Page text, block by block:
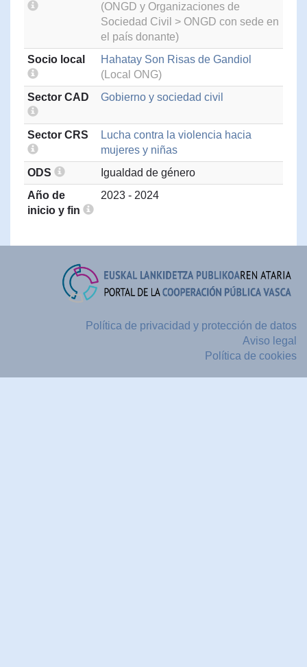
(ONGD y Organizaciones de
Sociedad Civil > ONGD con sede en
el país donante)
Socio local
Hahatay Son Risas de Gandiol
(Local ONG)
Sector CAD
Gobierno y sociedad civil
Sector CRS
Lucha contra la violencia hacia
mujeres y niñas
ODS
Igualdad de género
Año de
inicio y fin
2023 - 2024
Política de privacidad y protección de datos
Aviso legal
Política de cookies